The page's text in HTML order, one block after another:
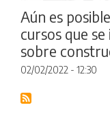
Aún es
cursos que
sobre
02/02/2022 - 12:30